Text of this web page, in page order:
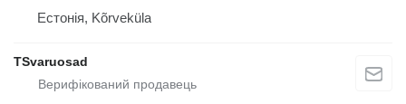
Естонія, Kõrveküla
TSvaruosad